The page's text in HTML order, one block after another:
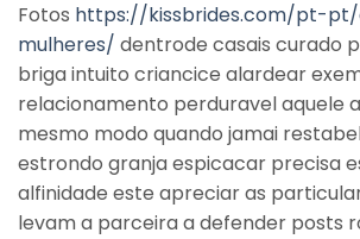
Fotos https://kissbrides.com/pt-
mulheres/ dentrode casais curado
briga intuito criancice alardear
relacionamento perduravel aquele
mesmo modo quando jamai
estrondo granja espicacar precisa
alfinidade este apreciar as
levam a parceira a defender posts